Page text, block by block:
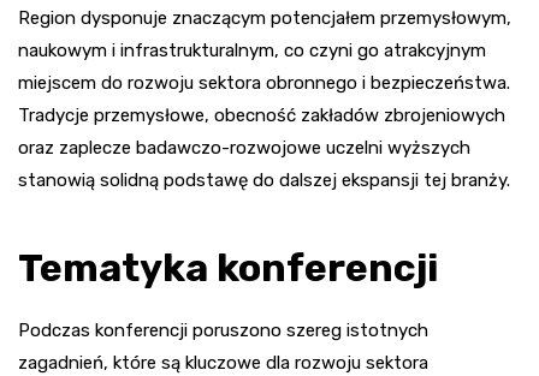
Region dysponuje znaczącym potencjałem przemysłowym,
naukowym i infrastrukturalnym, co czyni go atrakcyjnym
miejscem do rozwoju sektora obronnego i bezpieczeństwa.
Tradycje przemysłowe, obecność zakładów zbrojeniowych
oraz zaplecze badawczo-rozwojowe uczelni wyższych
stanowią solidną podstawę do dalszej ekspansji tej branży.
Tematyka konferencji
Podczas konferencji poruszono szereg istotnych
zagadnień, które są kluczowe dla rozwoju sektora